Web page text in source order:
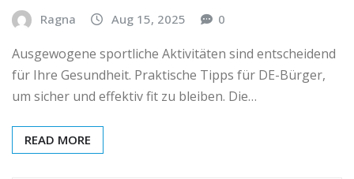
Ragna Aug 15, 2025 0
Ausgewogene sportliche Aktivitäten sind entscheidend
für Ihre Gesundheit. Praktische Tipps für DE-Bürger,
um sicher und effektiv fit zu bleiben. Die…
READ MORE